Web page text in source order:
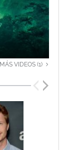
MÁS VIDEOS (1)